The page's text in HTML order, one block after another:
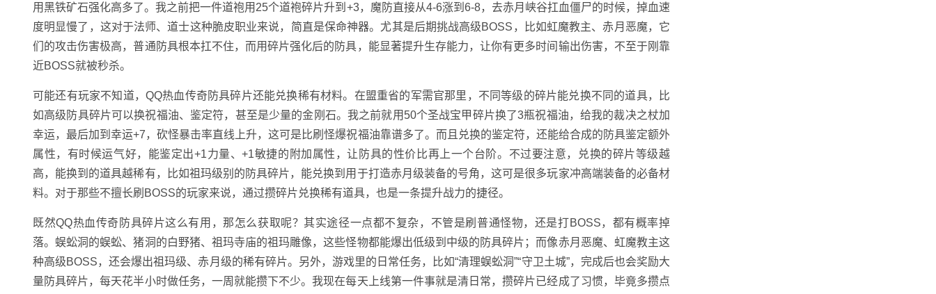
用黑铁矿石强化高多了。我之前把一件道袍用25个道袍碎片升到+3，魔防直接从4-6涨到6-8，去赤月峡谷扛血僵尸的时候，掉血速
度明显慢了，这对于法师、道士这种脆皮职业来说，简直是保命神器。尤其是后期挑战高级BOSS，比如虹魔教主、赤月恶魔，它
们的攻击伤害极高，普通防具根本扛不住，而用碎片强化后的防具，能显著提升生存能力，让你有更多时间输出伤害，不至于刚靠
近BOSS就被秒杀。
可能还有玩家不知道，QQ热血传奇防具碎片还能兑换稀有材料。在盟重省的军需官那里，不同等级的碎片能兑换不同的道具，比
如高级防具碎片可以换祝福油、鉴定符，甚至是少量的金刚石。我之前就用50个圣战宝甲碎片换了3瓶祝福油，给我的裁决之杖加
幸运，最后加到幸运+7，砍怪暴击率直线上升，这可是比刷怪爆祝福油靠谱多了。而且兑换的鉴定符，还能给合成的防具鉴定额外
属性，有时候运气好，能鉴定出+1力量、+1敏捷的附加属性，让防具的性价比再上一个台阶。不过要注意，兑换的碎片等级越
高，能换到的道具越稀有，比如祖玛级别的防具碎片，能兑换到用于打造赤月级装备的号角，这可是很多玩家冲高端装备的必备材
料。对于那些不擅长刷BOSS的玩家来说，通过攒碎片兑换稀有道具，也是一条提升战力的捷径。
既然QQ热血传奇防具碎片这么有用，那怎么获取呢？其实途径一点都不复杂，不管是刷普通怪物，还是打BOSS，都有概率掉
落。蜈蚣洞的蜈蚣、猪洞的白野猪、祖玛寺庙的祖玛雕像，这些怪物都能爆出低级到中级的防具碎片；而像赤月恶魔、虹魔教主这
种高级BOSS，还会爆出祖玛级、赤月级的稀有碎片。另外，游戏里的日常任务，比如“清理蜈蚣洞”“守卫土城”，完成后也会奖励大
量防具碎片，每天花半小时做任务，一周就能攒下不少。我现在每天上线第一件事就是清日常，攒碎片已经成了习惯，毕竟多攒点